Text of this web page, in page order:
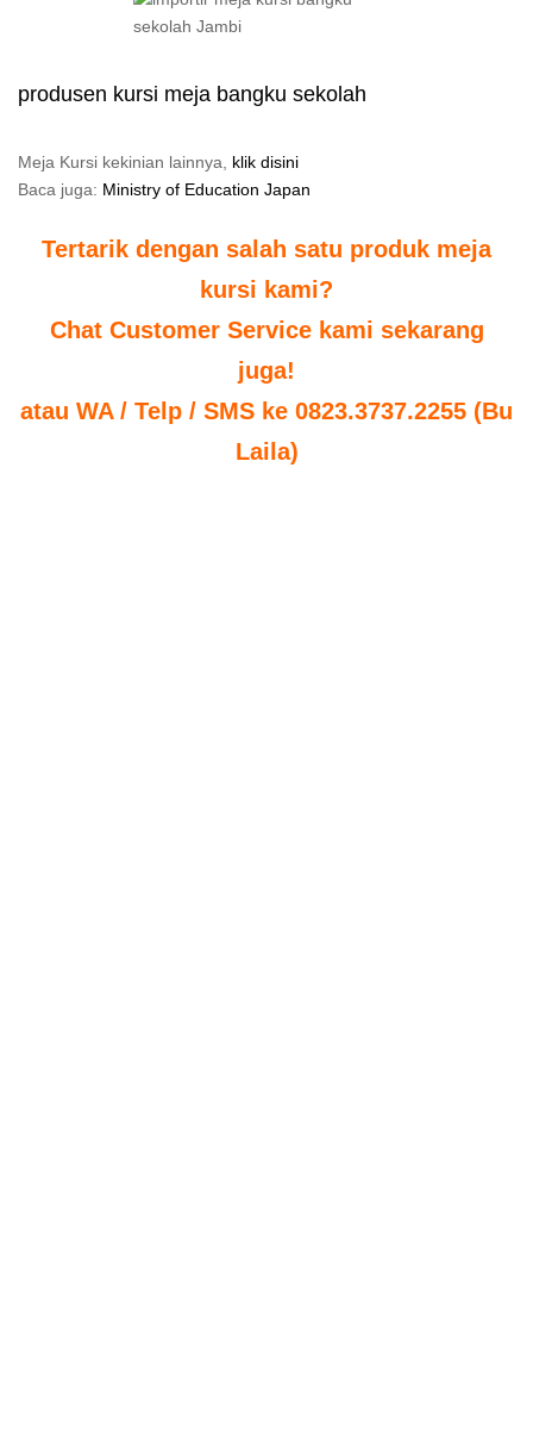
produsen kursi meja bangku sekolah
Meja Kursi kekinian lainnya, klik disini
Baca juga: Ministry of Education Japan
Tertarik dengan salah satu produk meja
kursi kami?
Chat Customer Service kami sekarang
juga!
atau WA / Telp / SMS ke 0823.3737.2255 (Bu
Laila)